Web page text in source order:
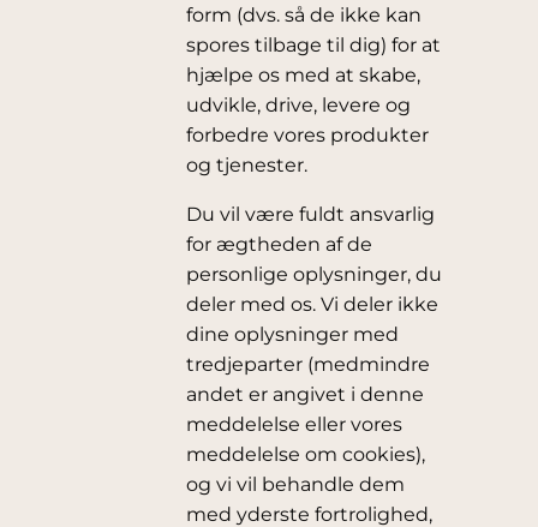
form (dvs. så de ikke kan
spores tilbage til dig) for at
hjælpe os med at skabe,
udvikle, drive, levere og
forbedre vores produkter
og tjenester.
Du vil være fuldt ansvarlig
for ægtheden af de
personlige oplysninger, du
deler med os. Vi deler ikke
dine oplysninger med
tredjeparter (medmindre
andet er angivet i denne
meddelelse eller vores
meddelelse om cookies),
og vi vil behandle dem
med yderste fortrolighed,